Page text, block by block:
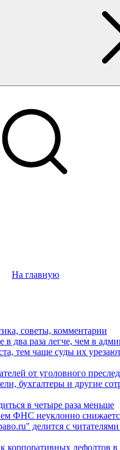
На главную
советы, комментарии
в два раза легче, чем в
тем чаще суды их
от уголовного
бухгалтеры и другие
в четыре раза меньше
ФНС неуклонно
делится с
корпоративных дефолтов в